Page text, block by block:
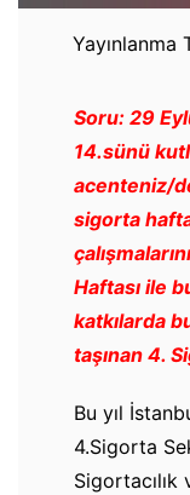
Yayınlanma
Soru: 29
14.sünü
acenteniz/
sigorta
Haftası ile
katkılarda
taşınan 4.
Bu yıl
4.Sigorta